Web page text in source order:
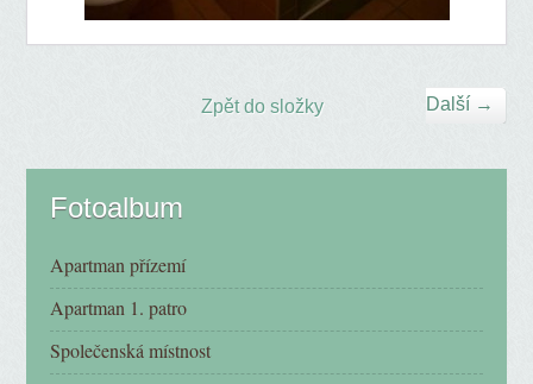
Další →
Zpět do složky
Fotoalbum
Apartman přízemí
Apartman 1. patro
Společenská místnost